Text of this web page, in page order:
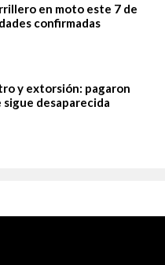
en moto este 7 de
confirmadas
y extorsión: pagaron
sigue desaparecida